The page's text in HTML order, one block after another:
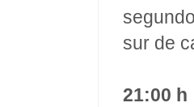
sur de
21:00 h